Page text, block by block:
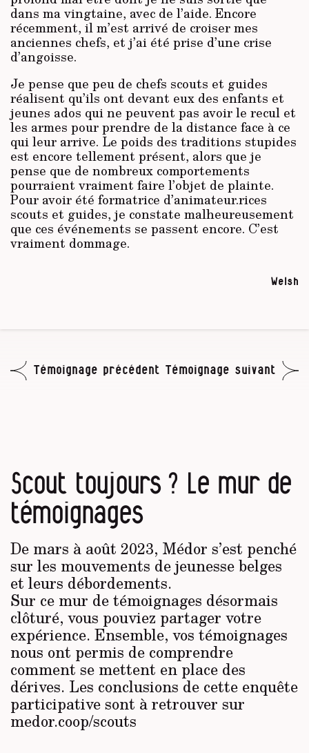
dans ma vingtaine, avec de l’aide. Encore
récemment, il m’est arrivé de croiser mes
anciennes chefs, et j’ai été prise d’une crise
d’angoisse.
Je pense que peu de chefs scouts et guides
réalisent qu’ils ont devant eux des enfants et
jeunes ados qui ne peuvent pas avoir le recul et
les armes pour prendre de la distance face à ce
qui leur arrive. Le poids des traditions stupides
est encore tellement présent, alors que je
pense que de nombreux comportements
pourraient vraiment faire l’objet de plainte.
Pour avoir été formatrice d’animateur.rices
scouts et guides, je constate malheureusement
que ces événements se passent encore. C’est
vraiment dommage.
Welsh
Témoignage précédent Témoignage suivant
Scout toujours ? Le mur de
témoignages
De mars à août 2023, Médor s’est penché
sur les mouvements de jeunesse belges
et leurs débordements.
Sur ce mur de témoignages désormais
clôturé, vous pouviez partager votre
expérience. Ensemble, vos témoignages
nous ont permis de comprendre
comment se mettent en place des
dérives. Les conclusions de cette enquête
participative sont à retrouver sur
medor.coop/scouts